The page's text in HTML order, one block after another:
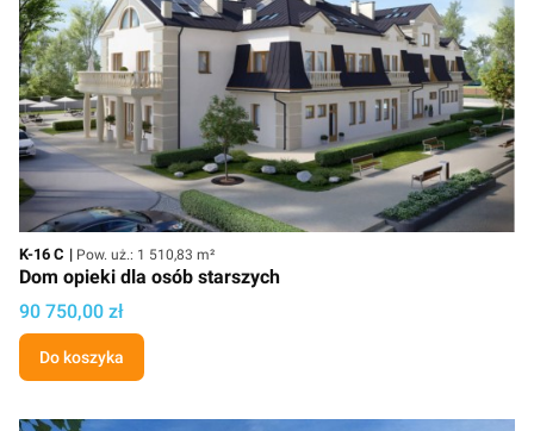
Kod
K-16 C Powierzchnia użytkowa
Pow. uż.: 1 510,83 m²
Dom opieki dla osób starszych
Cena
90 750,00 zł
Do koszyka